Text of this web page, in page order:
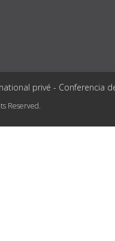
privé - Conferencia
Reserved.